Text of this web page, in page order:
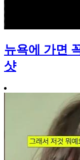
뉴욕에 가면
샷